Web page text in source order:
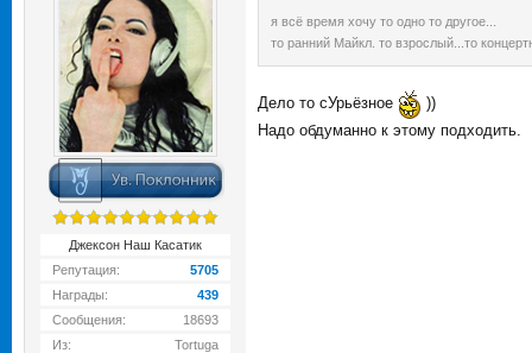
Джексон Наш Касатик
Репутация:
5705
Награды:
439
Сообщения:
18693
Из:
Tortuga
я всё время хочу то одно то другое...
то ранний Майкл. то взрослый...то
Дело то сУрьёзное
))
Надо обдуманно к этому подходить.